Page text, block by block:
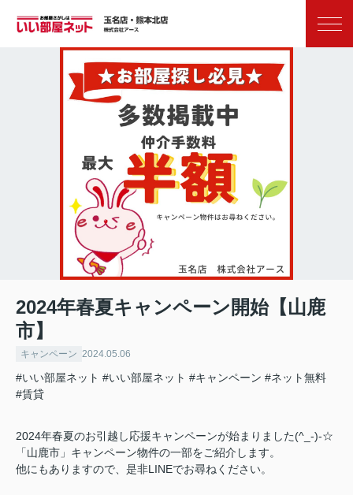
2024年春夏キャンペーン開始【山鹿
市】
キャンペーン 2024.05.06
#いい部屋ネット #いい部屋ネット #キャンペーン #ネット無料
#賃貸
2024年春夏のお引越し応援キャンペーンが始まりました(^_-)-☆
「山鹿市」キャンペーン物件の一部をご紹介します。
他にもありますので、是非LINEでお尋ねください。